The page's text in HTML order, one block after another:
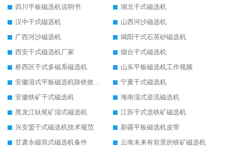
四川平板磁选机说明书
湖北干式磁选机
汉中干式磁选机
山西河沙磁选机
广西河沙磁选机
揭阳干式石英砂磁选机
西安干式磁选机厂家
烟台干式磁选机
桥西区干式多磁系磁选机
山东平板磁选机工作视频
安徽湿式平板磁选机除铁效果怎么样
宁夏干式磁选机
安徽铁矿干式磁选机
海南湿式逆流磁选机
黑龙江钛尾矿湿式磁选机
江苏干式选铁矿磁选机
兴安盟干式磁选机技术规范
新疆平板磁选机皮带
甘肃永磁筒式磁选机备件
云南未来有前景的铁矿磁选机